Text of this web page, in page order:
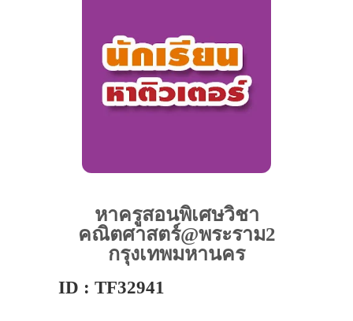
หาครูสอนพิเศษวิชา
คณิตศาสตร์@พระราม2
กรุงเทพมหานคร
ID : TF32941